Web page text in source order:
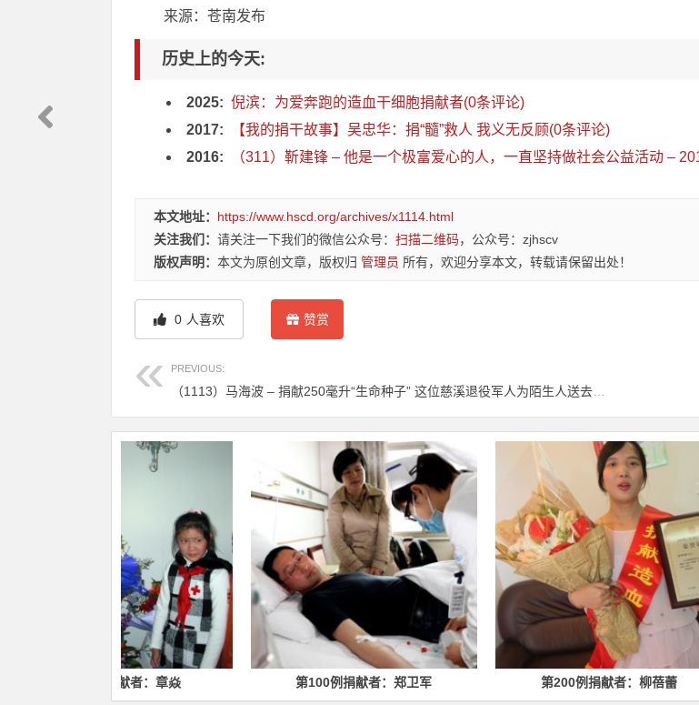
来源：苍南发布
历史上的今天:
2025: 倪滨：为爱奔跑的造血干细胞捐献者(0条评论)
2017:
【我的捐干故事】吴忠华：捐“髓”救人 我义无反顾(0条评论)
2016:
（311）靳建锋 – 他是一个极富爱心的人，一直坚持做社会公益活动 –
本文地址： https://www.hscd.org/archives/x1114.html
关注我们： 请关注一下我们的微信公众号： 扫描二维码，公众号：zjhscv
版权声明： 本文为原创文章，版权归 管理员 所有，欢迎分享本文，转载请保留出处！
0 人喜欢 赞赏
PREVIOUS:
第100例捐献者：郑卫军 第200例捐献者：柳蓓蕾 第